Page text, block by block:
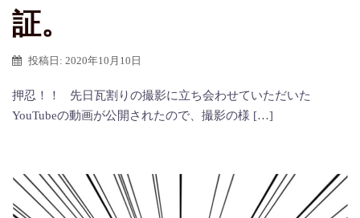
証。
投稿日: 2020年10月10日
押忍！！ 先日瓦割りの撮影に立ち会わせていただいた
YouTubeの動画が公開されたので、撮影の様 […]